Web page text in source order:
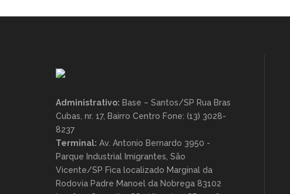
Administrativo: Base – Santos/SP Rua Bras
Cubas, nr. 17, Bairro Centro Fone: (13) 3028-
8237
Terminal: Av. Antonio Bernardo 3950 -
Parque Industrial Imigrantes, São
Vicente/SP Fica localizado Marginal da
Rodovia Padre Manoel da Nobrega 83102